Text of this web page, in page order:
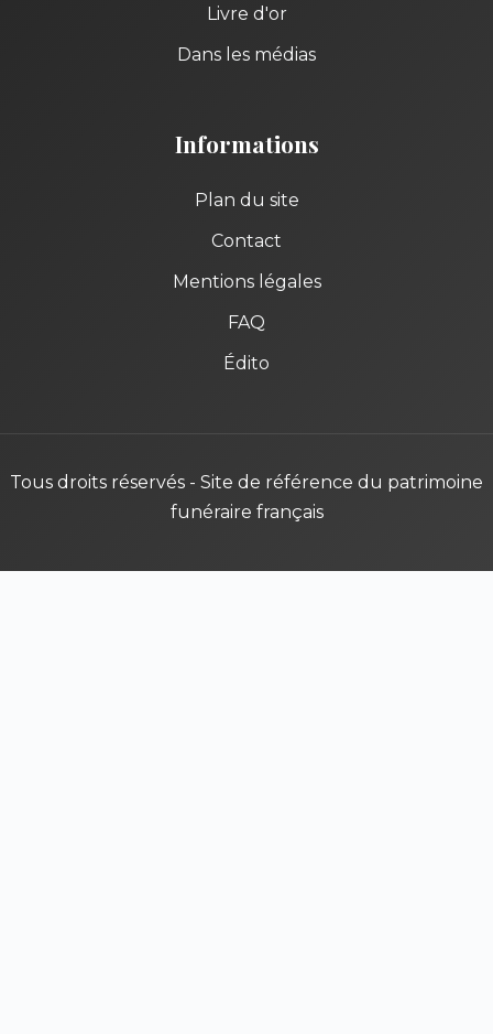
Livre d'or
Dans les médias
Informations
Plan du site
Contact
Mentions légales
FAQ
Édito
Tous droits réservés - Site de référence du patrimoine
funéraire français